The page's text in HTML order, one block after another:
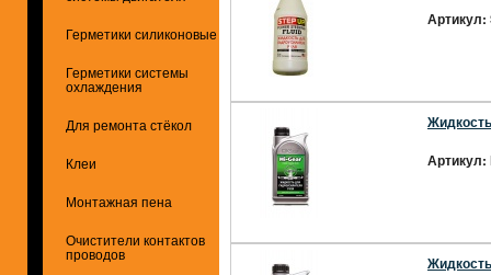
Герметики силиконовые
Герметики системы
охлаждения
Для ремонта стёкол
Клеи
Монтажная пена
Очистители контактов
проводов
Артикул:
Артикул: